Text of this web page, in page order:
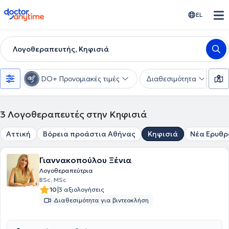
doctoranytime EL
Λογοθεραπευτής, Κηφισιά
DO+ Προνομιακές τιμές Διαθεσιμότητα
3 Λογοθεραπευτές στην Κηφισιά
Αττική Βόρεια προάστια Αθήνας Κηφισιά Νέα
Γιαννακοπούλου Ξένια
Λογοθεραπεύτρια
BSc, MSc
10|3 αξιολογήσεις
Διαθεσιμότητα για βιντεοκλήση